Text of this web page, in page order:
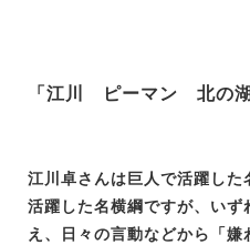
「江川 ピーマン 北の湖
江川卓さんは巨人で活躍し
活躍した名横綱ですが、いず
え、日々の言動などから「